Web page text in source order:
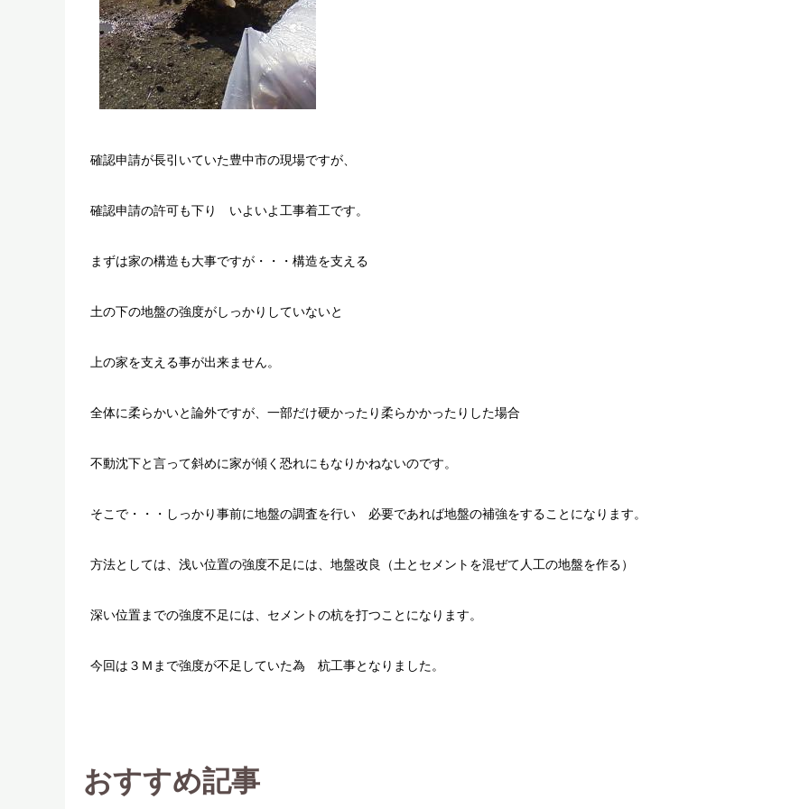
確認申請が長引いていた豊中市の現場ですが、
確認申請の許可も下り いよいよ工事着工です。
まずは家の構造も大事ですが・・・構造を支える
土の下の地盤の強度がしっかりしていないと
上の家を支える事が出来ません。
全体に柔らかいと論外ですが、一部だけ硬かったり柔らかかったりした場合
不動沈下と言って斜めに家が傾く恐れにもなりかねないのです。
そこで・・・しっかり事前に地盤の調査を行い 必要であれば地盤の補強をすることになります。
方法としては、浅い位置の強度不足には、地盤改良（土とセメントを混ぜて人工の地盤を作る）
深い位置までの強度不足には、セメントの杭を打つことになります。
今回は３Ｍまで強度が不足していた為 杭工事となりました。
おすすめ記事